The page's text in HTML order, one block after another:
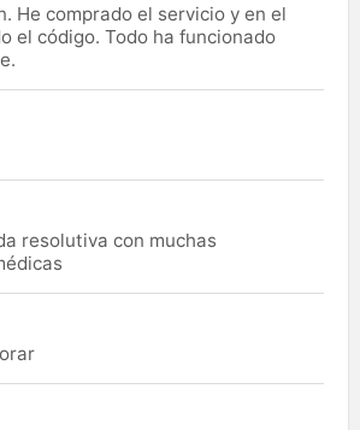
He comprado el servicio y en el
el código. Todo ha funcionado
resolutiva con muchas